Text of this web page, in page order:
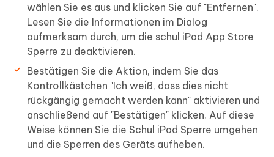
wählen Sie es aus und klicken Sie auf "Entfernen".
Lesen Sie die Informationen im Dialog
aufmerksam durch, um die schul iPad App Store
Sperre zu deaktivieren.
Bestätigen Sie die Aktion, indem Sie das
Kontrollkästchen "Ich weiß, dass dies nicht
rückgängig gemacht werden kann" aktivieren und
anschließend auf "Bestätigen" klicken. Auf diese
Weise können Sie die Schul iPad Sperre umgehen
und die Sperren des Geräts aufheben.